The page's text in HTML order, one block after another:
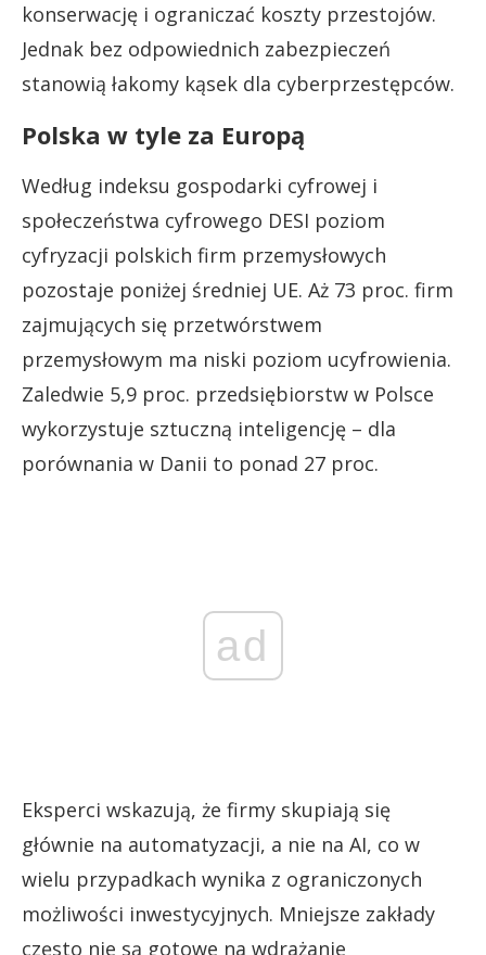
konserwację i ograniczać koszty przestojów.
Jednak bez odpowiednich zabezpieczeń
stanowią łakomy kąsek dla cyberprzestępców.
Polska w tyle za Europą
Według indeksu gospodarki cyfrowej i
społeczeństwa cyfrowego DESI poziom
cyfryzacji polskich firm przemysłowych
pozostaje poniżej średniej UE. Aż 73 proc. firm
zajmujących się przetwórstwem
przemysłowym ma niski poziom ucyfrowienia.
Zaledwie 5,9 proc. przedsiębiorstw w Polsce
wykorzystuje sztuczną inteligencję – dla
porównania w Danii to ponad 27 proc.
ad
Eksperci wskazują, że firmy skupiają się
głównie na automatyzacji, a nie na AI, co w
wielu przypadkach wynika z ograniczonych
możliwości inwestycyjnych. Mniejsze zakłady
często nie są gotowe na wdrażanie